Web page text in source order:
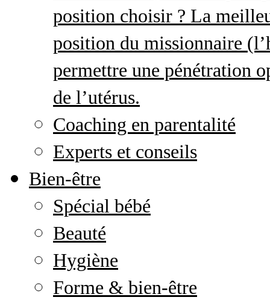
position choisir ? La
position du missionnaire
permettre une pénétration
de l’utérus.
Coaching en parentalité
Experts et conseils
Bien-être
Spécial bébé
Beauté
Hygiène
Forme & bien-être